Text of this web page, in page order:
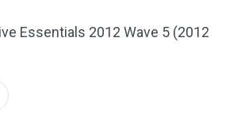
Essentials 2012 Wave 5 (2012